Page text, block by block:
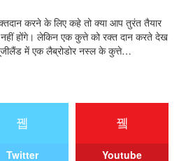
करने के लिए कहे तो क्या आप तुरंत तैयार
नहीं होंगे। लेकिन एक कुत्ते को रक्त दान करते देख
में एक लैब्रोडोर नस्ल के कुत्ते…
Twitter Youtube